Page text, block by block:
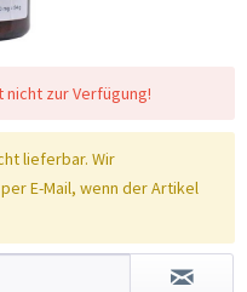
zur Verfügung!
lieferbar. Wir
E-Mail, wenn der Artikel